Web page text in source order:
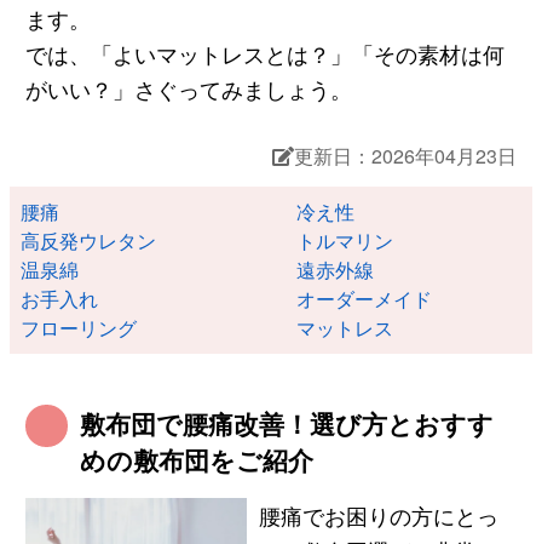
ます。
では、「よいマットレスとは？」「その素材は何
がいい？」さぐってみましょう。
更新日：2026年04月23日
腰痛
冷え性
高反発ウレタン
トルマリン
温泉綿
遠赤外線
お手入れ
オーダーメイド
フローリング
マットレス
敷布団で腰痛改善！選び方とおすす
めの敷布団をご紹介
腰痛でお困りの方にとっ